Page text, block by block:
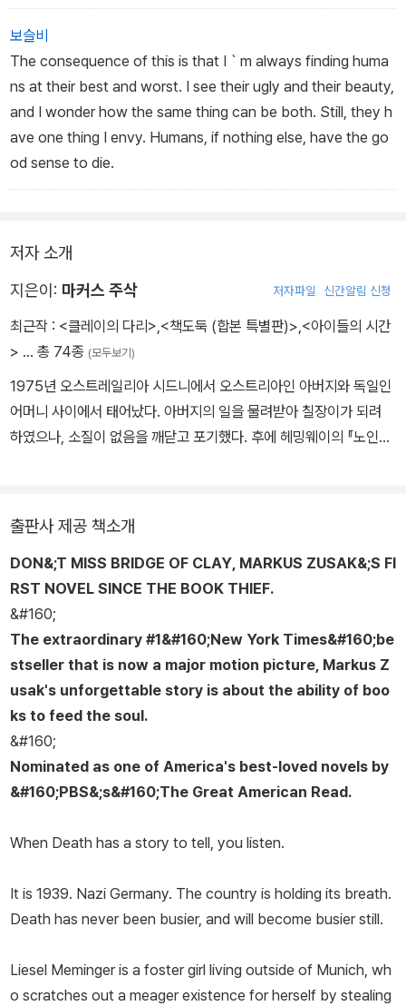
보슬비
The consequence of this is that I｀m always finding huma
ns at their best and worst. I see their ugly and their beauty,
and I wonder how the same thing can be both. Still, they h
ave one thing I envy. Humans, if nothing else, have the go
od sense to die.
저자 소개
지은이: 마커스 주삭 저자파일 신간알림 신청
최근작 : <클레이의 다리>,<책도둑 (합본 특별판)>,<아이들의 시간
> … 총 74종 (모두보기)
1975년 오스트레일리아 시드니에서 오스트리아인 아버지와 독일인
어머니 사이에서 태어났다. 아버지의 일을 물려받아 칠장이가 되려
하였으나, 소질이 없음을 깨닫고 포기했다. 후에 헤밍웨이의 『노인과
소년 소설을 집필하며 문학적 명성을 쌓아가던 그는 2001년 『내 첫
번째 여자친구는』, 2002년 『메신저』를 발표하며 그 명성을 더욱 확
고히 한다. 『메신저』는 2003년 CBC(Children's Book Council)
올해의 책, 2005년 퍼블리셔스 위클리 올해의 책, 불러틴 블루 리본
북(Bulletin Blue Ribbon Book)에 선정되었다. 이후 마커스 주삭
은 『메신저』를 집필할 때 떠올랐던 ‘책도둑’이라는 아이디어에 어린
시절부터 부모님께 들어온 나치 독일에 관한 이야기를 결합해 소설
『책도둑』을 완성한다. ‘죽음의 신’이 화자로 등장해 전쟁과 삶, 그리고
말(言)에 관한 뛰어난 통찰을 보여주는 이 작품은 시적이고 아름다운
문체, 철학적이고 사색적인 이야기로 평단과 독자들의 찬사를 받았
다. 『책도둑』은 오스트레일리아에서 출간되어 성공을 거둔 후, 미국,
국에서 잇달아 번역.출간되었다. 특히 미국 출간 당시에는 아마존과
를 제치고 베스트셀러 1위에 오르기도 했다. 이러한 성공에 힘입어 영
화로도 제작되었다. 마커스 주삭은 청소년문학에 기여한 공로를 인정
출판사 제공 책소개
DON&;T MISS BRIDGE OF CLAY, MARKUS ZUSAK&;S FI
RST NOVEL SINCE THE BOOK THIEF.
&#160;
The extraordinary #1&#160;New York Times&#160;be
stseller that is now a major motion picture, Markus Z
usak's unforgettable story is about the ability of boo
ks to feed the soul.
&#160;
Nominated as one of America's best-loved novels by
&#160;PBS&;s&#160;The Great American Read.
When Death has a story to tell, you listen.
It is 1939. Nazi Germany. The country is holding its breath.
Death has never been busier, and will become busier still.
Liesel Meminger is a foster girl living outside of Munich, wh
o scratches out a meager existence for herself by stealing